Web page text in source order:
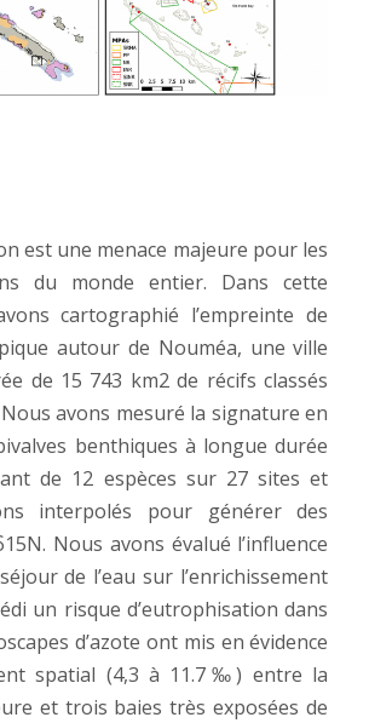
est une menace majeure pour les
du monde entier. Dans cette
cartographié l’empreinte de
autour de Nouméa, une ville
de 15 743 km2 de récifs classés
Nous avons mesuré la signature en
benthiques à longue durée
de 12 espèces sur 27 sites et
interpolés pour générer des
Nous avons évalué l’influence
de l’eau sur l’enrichissement
un risque d’eutrophisation dans
d’azote ont mis en évidence
spatial (4,3 à 11.7‰) entre la
et trois baies très exposées de